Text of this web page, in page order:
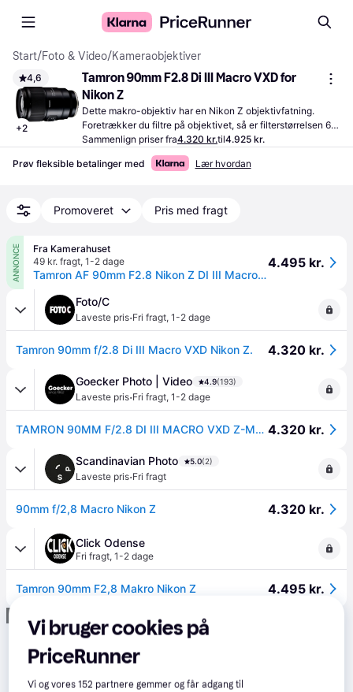
Start/Foto & Video/Kameraobjektiver
4,6
+2
Tamron 90mm F2.8 Di III Macro VXD for
Nikon Z
Dette makro-objektiv har en Nikon Z objektivfatning.
Foretrækker du filtre på objektivet, så er filterstørrelsen 67
mm.
Sammenlign priser fra4.320 kr.til4.925 kr.
Prøv fleksible betalinger med Lær hvordan
Promoveret Pris med fragt
ANNONCE
Fra Kamerahuset
49 kr. fragt, 1-2 dage
Tamron AF 90mm F2.8 Nikon Z DI III Macro VXD
4.495 kr.
Foto/C
Laveste pris·Fri fragt, 1-2 dage
Tamron 90mm f/2.8 Di III Macro VXD Nikon Z. 4.320 kr.
Goecker Photo | Video 4.9(193)
Laveste pris·Fri fragt, 1-2 dage
TAMRON 90MM F/2.8 DI III MACRO VXD Z-MOUNT. 4.320 kr.
Scandinavian Photo 5.0(2)
Laveste pris·Fri fragt
90mm f/2,8 Macro Nikon Z 4.320 kr.
Click Odense
Fri fragt, 1-2 dage
Tamron 90mm F2,8 Makro Nikon Z 4.495 kr.
Vi bruger cookies på
PriceRunner
Vi og vores152 partnere gemmer og får adgang til